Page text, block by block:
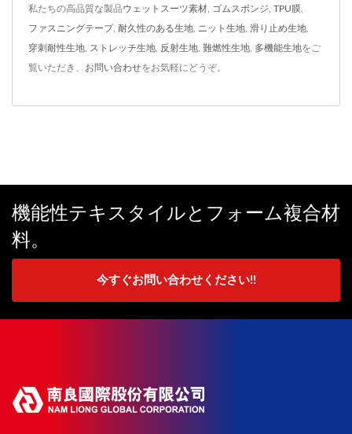
私たちの高品質な製品ウェットスーツ素材 ゴムスポンジ TPU膜
ファスニングテープ 耐久性のある生地 ニット生地 滑り止め生地
穿刺耐性生地 ストレッチ生地 反射生地 難燃性生地 多機能生地をご
覧いただき、 お問い合わせをお気軽にどうぞ。
機能性テキスタイルとフォーム複合材
料。
今すぐお問い合わせください!!